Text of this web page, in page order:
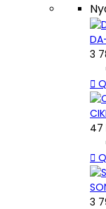
3

47

3